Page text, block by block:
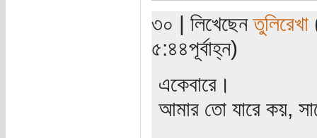
৩০ | লিখেছেনতুলিরেখা
৫:৪৪পূর্বাহ্ন)
একেবারে।
আমার তো যারে কয়,